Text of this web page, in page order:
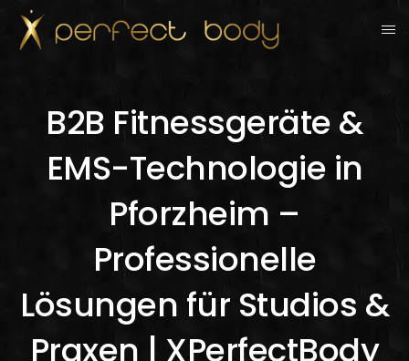
B2B Fitnessgeräte &
EMS-Technologie in
Pforzheim –
Professionelle
Lösungen für Studios &
Praxen | XPerfectBody